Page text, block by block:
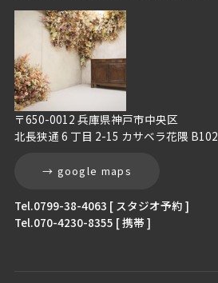
〒650-0012 兵庫県神戸市中央区
北長狭通 6 丁目 2-15 カサベラ花隈 B102
→ google maps
Tel.0799-38-4063 [ スタジオ予約 ]
Tel.070-4230-8355 [ 携帯 ]